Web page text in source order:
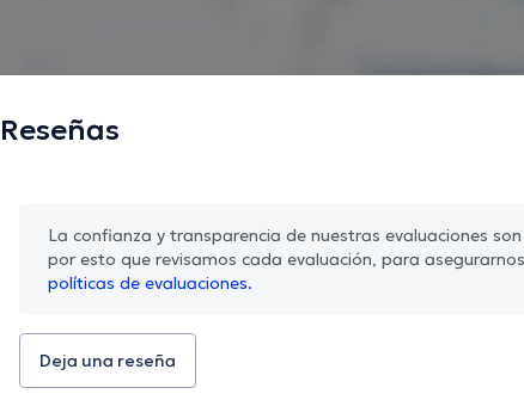
Reseñas
La confianza y transparencia de nuestras evaluaciones
por esto que revisamos cada evaluación, para
políticas de evaluaciones.
Deja una reseña